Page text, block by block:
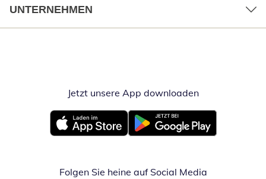
UNTERNEHMEN
Jetzt unsere App downloadenÖffnet in
Öffnet in neuem FensterÖffnet in neuem Fenster
Folgen Sie heine auf Social Media